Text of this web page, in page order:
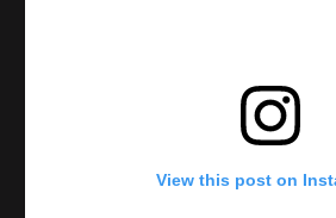
View this post on